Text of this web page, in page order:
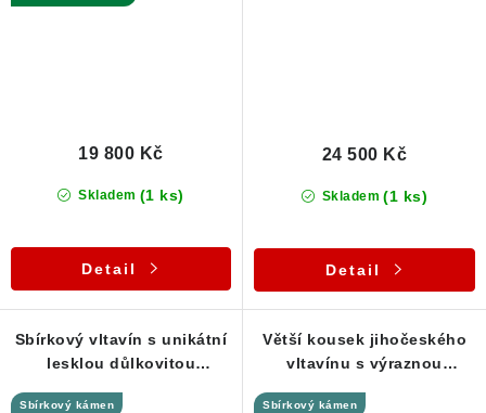
Skladem (1 ks)
19 800 Kč
Detail
Skladem (1 ks)
24 500 Kč
Detail
Sbírkový vltavín s unikátní
lesklou důlkovitou
Sbírkový kámen
Větší kousek jihočeského
vltavínu s výraznou
Sbírkový kámen